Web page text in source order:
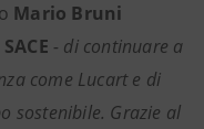
Mario Bruni
- di continuare a
come Lucart e di
sostenibile. Grazie al